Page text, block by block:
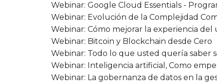
Webinar: Google Cloud Essentials -
Webinar: Evolución de la Complejidad
Webinar: Cómo mejorar la experiencia
Webinar: Bitcoin y Blockchain desde Cero
Webinar: Todo lo que usted quería
Webinar: Inteligencia artificial, Como
Webinar: La gobernanza de datos en la